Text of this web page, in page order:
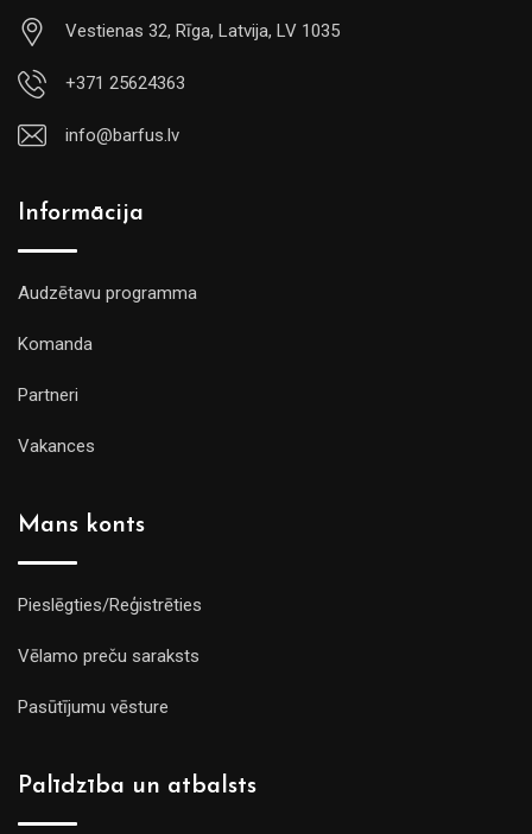
Vestienas 32, Rīga, Latvija, LV 1035
+371 25624363
info@barfus.lv
Informācija
Audzētavu programma
Komanda
Partneri
Vakances
Mans konts
Pieslēgties/Reģistrēties
Vēlamo preču saraksts
Pasūtījumu vēsture
Palīdzība un atbalsts